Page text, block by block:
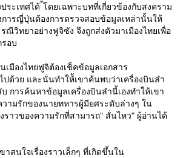
ระเทศได้ ้โดยเฉพาะบทที่เกี่ยวข้องกับสงคราม
การญี่ปุ่นต้องการตรวจสอบข้อมูลเหล่านั้นให้
ณีวิทยาอย่างฟูจิซัง จึงถูกส่งตัวมาเมืองไทยเพื่อ
อบ
เมืองไทยฟูจิต้องเช็คข้อมูลเอกสาร
ปด้วย และนั่นทำให้ัเขาค้นพบว่าเครื่องบินลำ
การค้นหาข้อมูลเครื่องบินลำนี้เองทำให้เขา
วามรักของนายทหารผู้มียศระดับล่างๆ ใน
ราวของความรักที่สามารถ" สั่นไหว" ผู้อ่านได้
าสนใจเรื่องราวเล็กๆ ที่เกิดขึ้นใน